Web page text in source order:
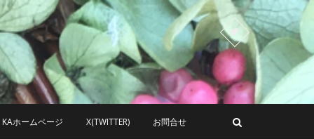
KAホームページ X(TWITTER) お問合せ